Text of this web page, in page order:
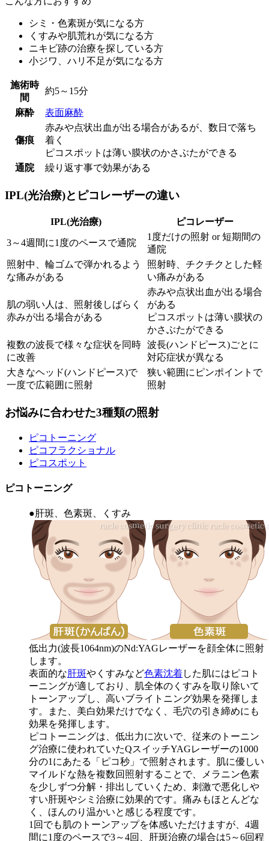
シミ・色素斑が気になる方
くすみや肌荒れが気になる方
ニキビ跡の治療を探している方
小ジワ、ハリ不足が気になる方
施術時
間
約5～15分
麻酔 表面麻酔
傷痕
赤みや点状出血が出る場合があるが、数日で落ち
着く
ピコスポットは薄い膜状のかさぶたができる
通院
繰り返す事で効果がある
IPL(光治療)とピコレーザーの違い
IPL(光治療) ピコレーザー
3～4週間に1度のペースで通院
1度だけの照射 or 短期間の
通院
照射中、輪ゴムで弾かれるよう
な痛みがある
照射時、チクチクとした軽
い痛みがある
肌の弱い人は、照射後しばらく
赤みが出る場合がある
赤みや点状出血が出る場合
がある
ピコスポットは薄い膜状の
かさぶたができる
複数の波長で様々な症状を同時
に改善
波長(ハンドピース)ごとに
対応症状が異なる
大きなヘッド(ハンドピース)で
一度で広範囲に照射
狭い範囲にピンポイントで
照射
お悩みに合わせた3種類の照射
ピコトーニング
ピコフラクショナル
ピコスポット
ピコトーニング
●肝斑、色素斑、くすみ
低出力(波長1064nm)のNd:YAGレーザーを顔全体に照射
します。
表面的な肝斑やくすみなど色素沈着した肌にはピコト
ーニングが適しており、肌全体のくすみを取り除いて
トーンアップし、高いブライトニング効果を発揮しま
す。また、美白効果だけでなく、毛穴の引き締めにも
効果を発揮します。
ピコトーニングは、低出力に次いで、従来のトーニン
グ治療に使われていたQスイッチYAGレーザーの1000
分の1にあたる「ピコ秒」で照射されます。肌に優しい
マイルドな熱を複数回照射することで、メラニン色素
を少しずつ分解・排出していくため、刺激で悪化しや
すい肝斑やシミ治療に効果的です。痛みもほとんどな
く、ほんのり温かいと感じる程度です。
1回でも肌のトーンアップを体感いただけますが、4週
間に1度のペースで3～4回、肝斑治療の場合は5～6回程